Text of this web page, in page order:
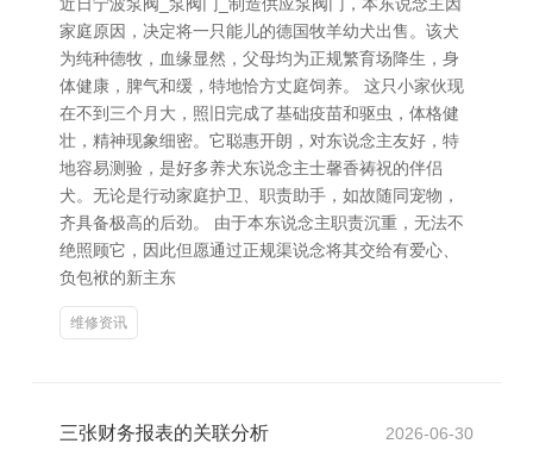
家庭原因，决定将一只能儿的德国牧羊幼犬出售。该犬
为纯种德牧，血缘显然，父母均为正规繁育场降生，身
体健康，脾气和缓，特地恰方丈庭饲养。 这只小家伙现
在不到三个月大，照旧完成了基础疫苗和驱虫，体格健
壮，精神现象细密。它聪惠开朗，对东说念主友好，特
地容易测验，是好多养犬东说念主士馨香祷祝的伴侣
犬。无论是行动家庭护卫、职责助手，如故随同宠物，
齐具备极高的后劲。 由于本东说念主职责沉重，无法不
绝照顾它，因此但愿通过正规渠说念将其交给有爱心、
负包袱的新主东
维修资讯
三张财务报表的关联分析 2026-06-30